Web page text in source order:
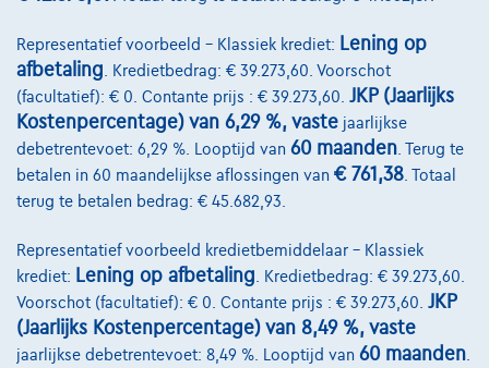
BMW M23.0 Sunroof Shadow Memory Privacy
01/2024
20.840 km Benzine Automaat 338 kW ( 453 PK )
Representatief voorbeeld – Klassiek krediet: Lening op
afbetaling . Kredietbedrag: € 39.273,60. Voorschot
(facultatief): € 0. Contante prijs : € 39.273,60. JKP (Jaarlijks
Kostenpercentage) van 6,29 %, vaste jaarlijkse
debetrentevoet: 6,29 %. Looptijd van 60 maanden . Terug te
betalen in 60 maandelijkse aflossingen van € 761,38 . Totaal
terug te betalen bedrag: € 45.682,93.
Representatief voorbeeld kredietbemiddelaar – Klassiek
krediet: Lening op afbetaling . Kredietbedrag: € 39.273,60.
Voorschot (facultatief): € 0. Contante prijs : € 39.273,60. JKP
(Jaarlijks Kostenpercentage) van 8,49 %, vaste
jaarlijkse debetrentevoet: 8,49 %. Looptijd van 60 maanden